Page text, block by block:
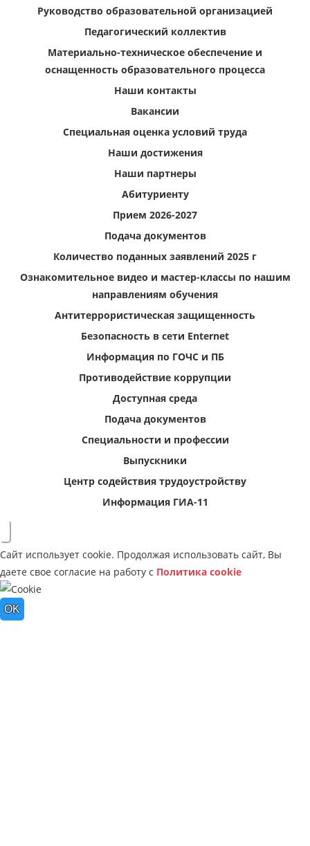
Руководство образовательной организацией
Педагогический коллектив
Материально-техническое обеспечение и
оснащенность образовательного процесса
Наши контакты
Вакансии
Специальная оценка условий труда
Наши достижения
Наши партнеры
Абитуриенту
Прием 2026-2027
Подача документов
Количество поданных заявлений 2025 г
Ознакомительное видео и мастер-классы по нашим
направлениям обучения
Антитеррористическая защищенность
Безопасность в сети Enternet
Информация по ГОЧС и ПБ
Противодействие коррупции
Доступная среда
Подача документов
Специальности и профессии
Выпускники
Центр содействия трудоустройству
Информация ГИА-11
Сайт использует cookie. Продолжая использовать сайт, Вы
даете свое согласие на работу с Политика cookie
OK